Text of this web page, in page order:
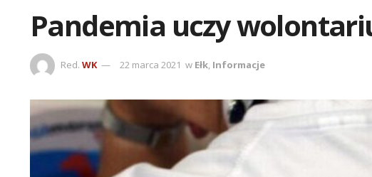
Pandemia uczy
Red. WK 22 marca 2021 w Ełk, Informacje